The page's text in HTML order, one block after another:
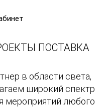
ПОСТАВКА
в области света,
широкий спектр
мероприятий любого